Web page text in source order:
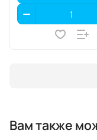
Вам также